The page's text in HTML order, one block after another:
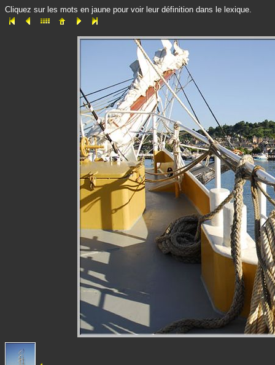
Cliquez sur les mots en jaune pour voir leur définition dans le lexique.